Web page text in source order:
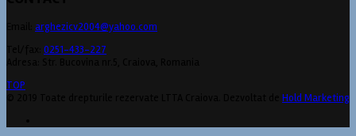
arghezicv2004@yahoo.com
0251-433-227
TOP
Hold Marketing